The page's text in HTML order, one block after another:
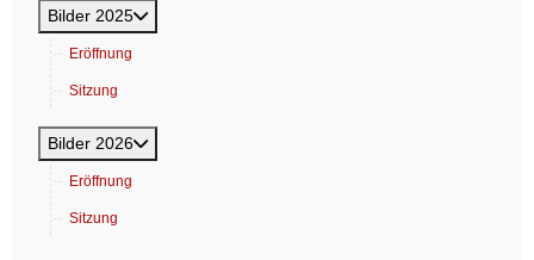
Bilder 2025
Eröffnung
Sitzung
Bilder 2026
Eröffnung
Sitzung